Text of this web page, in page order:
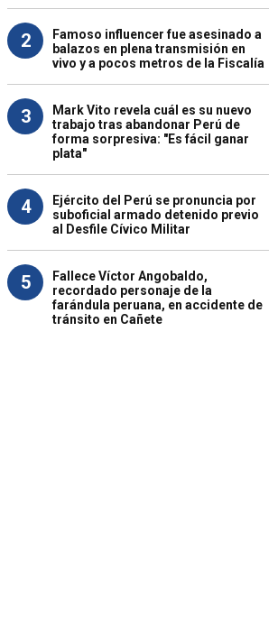
2
Famoso influencer fue asesinado a
balazos en plena transmisión en
vivo y a pocos metros de la Fiscalía
3
Mark Vito revela cuál es su nuevo
trabajo tras abandonar Perú de
forma sorpresiva: "Es fácil ganar
plata"
4
Ejército del Perú se pronuncia por
suboficial armado detenido previo
al Desfile Cívico Militar
5
Fallece Víctor Angobaldo,
recordado personaje de la
farándula peruana, en accidente de
tránsito en Cañete